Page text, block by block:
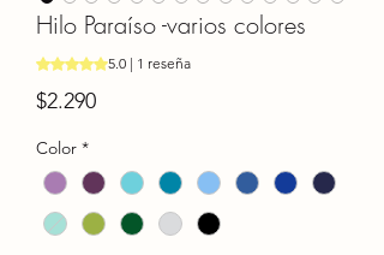
Hilo Paraíso -varios colores
Según 1 reseña, la calificación es de 5.0
5.0 | 1 reseña
$2.290Precio
Color *